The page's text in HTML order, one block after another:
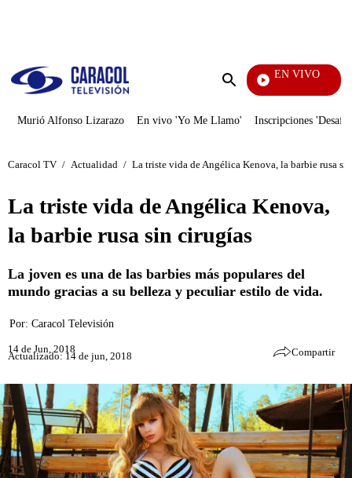
Enviar
EN VIVO
EFÉ
Murió Alfonso Lizarazo En vivo 'Yo Me Llamo' Inscripciones
Caracol TV / Actualidad / La triste vida de Angélica Kenova, la barbie rusa
La triste vida de Angélica Kenova,
la barbie rusa sin cirugías
La joven es una de las barbies más populares del
mundo gracias a su belleza y peculiar estilo de vida.
Por: Caracol Televisión
14 de Jun, 2018
Actualizado: 14 de jun, 2018 Compartir